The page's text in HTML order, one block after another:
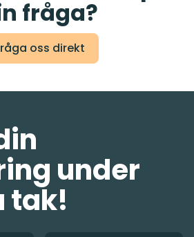
fråga?
oss direkt
under
tak!